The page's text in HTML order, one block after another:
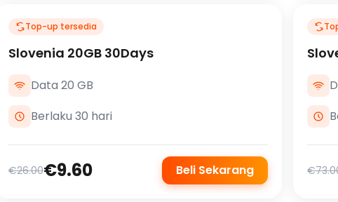
Top-up tersedia
Slovenia 20GB 30Days
Data 20 GB
Berlaku 30 hari
€26.00€9.60 Beli Sekarang